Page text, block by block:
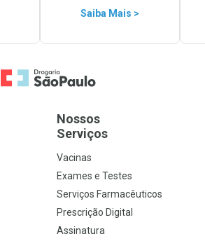
Saiba Mais >
Ir para a Home
Nossos
Serviços
Vacinas
Exames e Testes
Serviços Farmacêuticos
Prescrição Digital
Assinatura